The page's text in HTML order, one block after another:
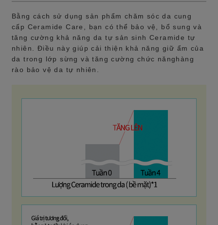
Bằng cách sử dụng sản phẩm chăm sóc da cung
cấp Ceramide Care, bạn có thể bảo vệ, bổ sung và
tăng cường khả năng da tự sản sinh Ceramide tự
nhiên. Điều này giúp cải thiện khả năng giữ ẩm của
da trong lớp sừng và tăng cường chức nănghàng
rào bảo vệ da tự nhiên.